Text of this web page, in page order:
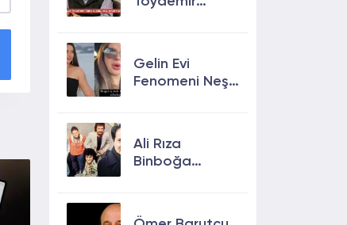
Gelin Evi
Fenomeni Neşe
neden öldü?
Ali Rıza
Binboğa
Kalmasın